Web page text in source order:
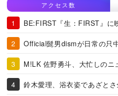
アクセス数
BE:FIRST『生：FIRST』に
Official髭男dismが日常の只
M!LK 佐野勇斗、大忙しのニ
鈴木愛理、浴衣姿であざと